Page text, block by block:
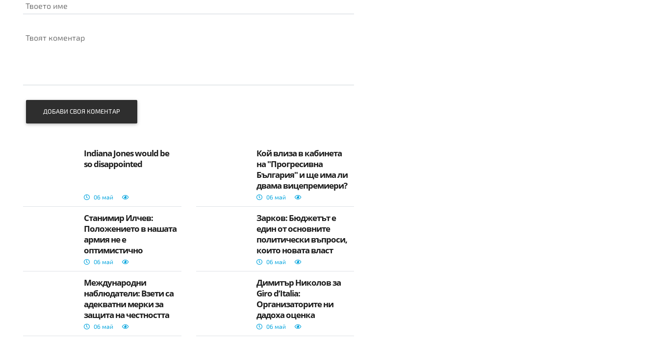
Твоето име
Твоят коментар
ДОБАВИ СВОЯ КОМЕНТАР
Indiana Jones would be
so disappointed
06 май
Кой влиза в кабинета
на "Прогресивна
България" и ще има ли
двама вицепремиери?
06 май
Станимир Илчев:
Положението в нашата
армия не е
оптимистично
06 май
Зарков: Бюджетът е
един от основните
политически въпроси,
които новата власт
трябва да реши
06 май
Международни
наблюдатели: Взети са
адекватни мерки за
защита на честността
на вота в България
06 май
Димитър Николов за
Giro d’Italia:
Организаторите ни
дадоха оценка
„перфето“
06 май